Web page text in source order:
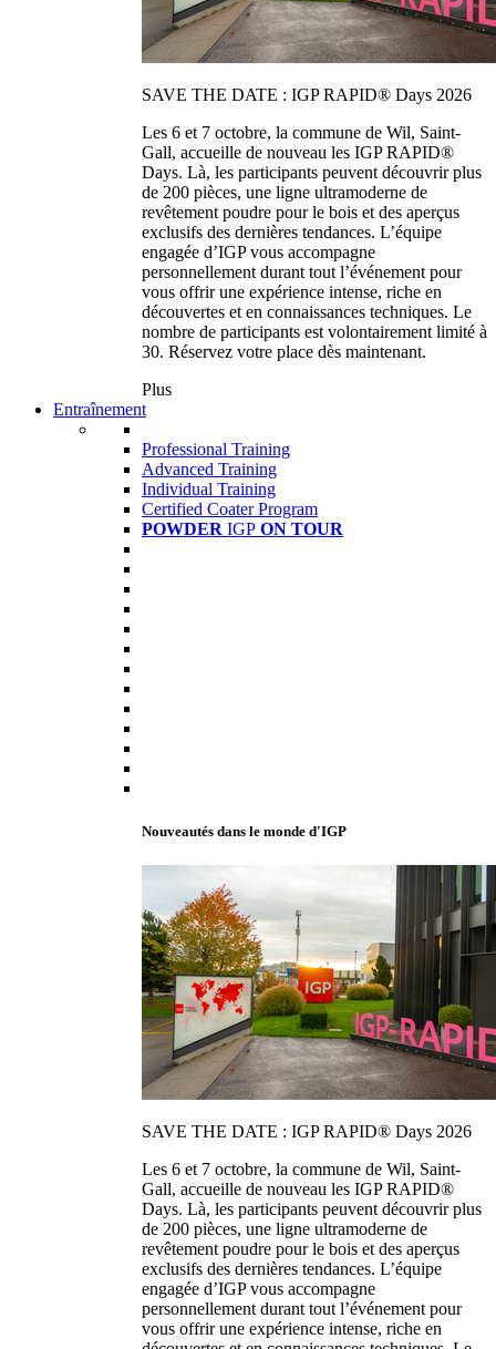
SAVE THE DATE : IGP RAPID® Days 2026
Les 6 et 7 octobre, la commune de Wil, Saint-
Gall, accueille de nouveau les IGP RAPID®
Days. Là, les participants peuvent découvrir plus
de 200 pièces, une ligne ultramoderne de
revêtement poudre pour le bois et des aperçus
exclusifs des dernières tendances. L’équipe
engagée d’IGP vous accompagne
personnellement durant tout l’événement pour
vous offrir une expérience intense, riche en
découvertes et en connaissances techniques. Le
nombre de participants est volontairement limité à
30. Réservez votre place dès maintenant.
Plus
Entraînement
Professional Training
Advanced Training
Individual Training
Certified Coater Program
POWDER IGP ON TOUR
Nouveautés dans le monde d'IGP
SAVE THE DATE : IGP RAPID® Days 2026
Les 6 et 7 octobre, la commune de Wil, Saint-
Gall, accueille de nouveau les IGP RAPID®
Days. Là, les participants peuvent découvrir plus
de 200 pièces, une ligne ultramoderne de
revêtement poudre pour le bois et des aperçus
exclusifs des dernières tendances. L’équipe
engagée d’IGP vous accompagne
personnellement durant tout l’événement pour
vous offrir une expérience intense, riche en